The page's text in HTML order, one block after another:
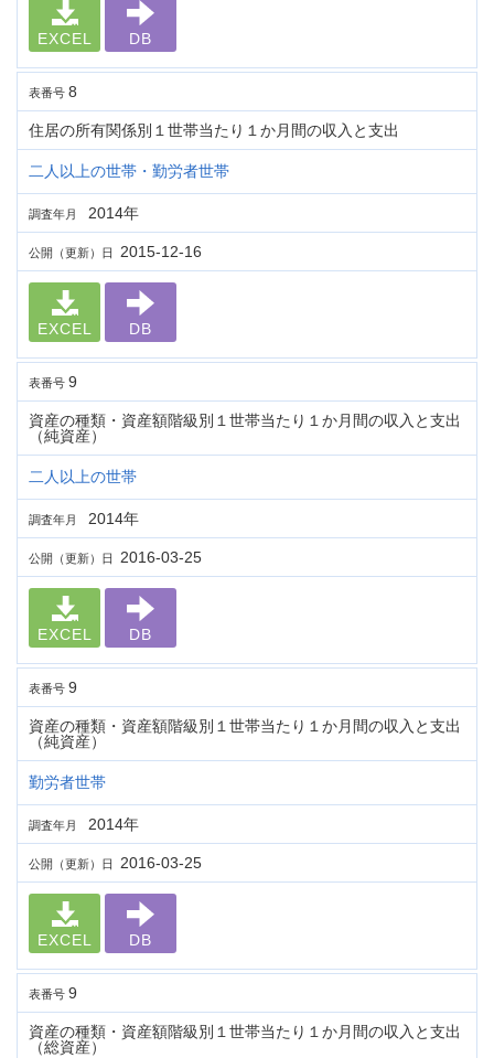
EXCEL DB
表番号 8
住居の所有関係別１世帯当たり１か月間の収入と支出
二人以上の世帯・勤労者世帯
調査年月 2014年
公開（更新）日 2015-12-16
EXCEL DB
表番号 9
資産の種類・資産額階級別１世帯当たり１か月間の収入と支出
（純資産）
二人以上の世帯
調査年月 2014年
公開（更新）日 2016-03-25
EXCEL DB
表番号 9
資産の種類・資産額階級別１世帯当たり１か月間の収入と支出
（純資産）
勤労者世帯
調査年月 2014年
公開（更新）日 2016-03-25
EXCEL DB
表番号 9
資産の種類・資産額階級別１世帯当たり１か月間の収入と支出
（総資産）